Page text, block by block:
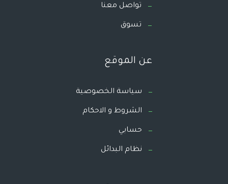
تواصل معنا
تسوق
عن الموقع
سياسة الخصوصية
الشروط و الاحكام
حسابي
نظام البدائل